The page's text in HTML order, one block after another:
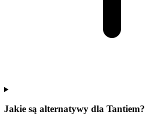
Jakie są alternatywy dla Tantiem?